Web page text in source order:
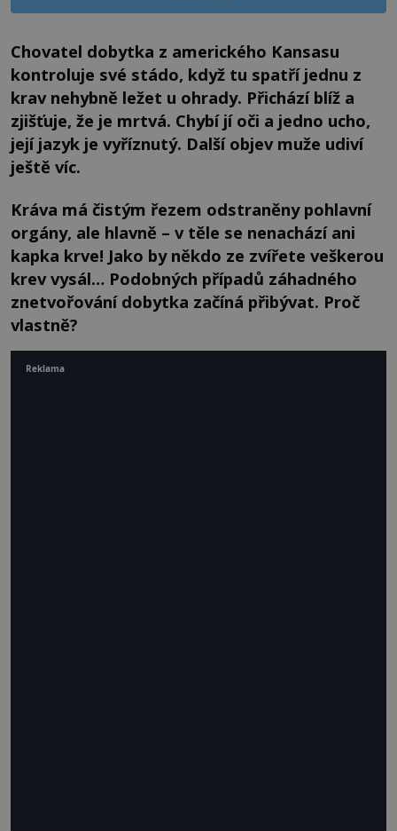
Chovatel dobytka z amerického Kansasu
kontroluje své stádo, když tu spatří jednu z
krav nehybně ležet u ohrady. Přichází blíž a
zjišťuje, že je mrtvá. Chybí jí oči a jedno ucho,
její jazyk je vyříznutý. Další objev muže udiví
ještě víc.
Kráva má čistým řezem odstraněny pohlavní
orgány, ale hlavně – v těle se nenachází ani
kapka krve! Jako by někdo ze zvířete veškerou
krev vysál… Podobných případů záhadného
znetvořování dobytka začíná přibývat. Proč
vlastně?
Reklama